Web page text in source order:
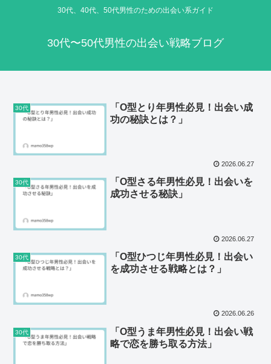
30代、40代、50代男性のための出会い系ガイド
30代〜50代男性の出会い戦略ブログ
30代
「O型とり年男性必見！出会い成
功の秘訣とは？」
2026.06.27
30代
「O型さる年男性必見！出会いを
成功させる秘訣」
2026.06.27
30代
「O型ひつじ年男性必見！出会い
を成功させる戦略とは？」
2026.06.26
30代
「O型うま年男性必見！出会い戦
略で恋を勝ち取る方法」